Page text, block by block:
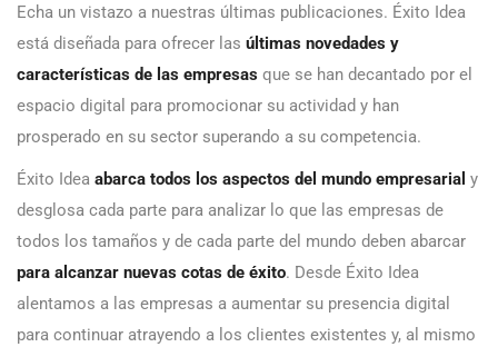
Echa un vistazo a nuestras últimas publicaciones. Éxito Idea
está diseñada para ofrecer las últimas novedades y
características de las empresas que se han decantado por el
espacio digital para promocionar su actividad y han
prosperado en su sector superando a su competencia.
Éxito Idea abarca todos los aspectos del mundo empresarial y
desglosa cada parte para analizar lo que las empresas de
todos los tamaños y de cada parte del mundo deben abarcar
para alcanzar nuevas cotas de éxito. Desde Éxito Idea
alentamos a las empresas a aumentar su presencia digital
para continuar atrayendo a los clientes existentes y, al mismo